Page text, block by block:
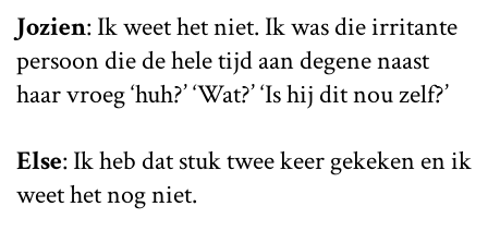
Jozien: Ik weet het niet. Ik was die irritante
persoon die de hele tijd aan degene naast
haar vroeg ‘huh?’ ‘Wat?’ ‘Is hij dit nou zelf?’
Else: Ik heb dat stuk twee keer gekeken en ik
weet het nog niet.